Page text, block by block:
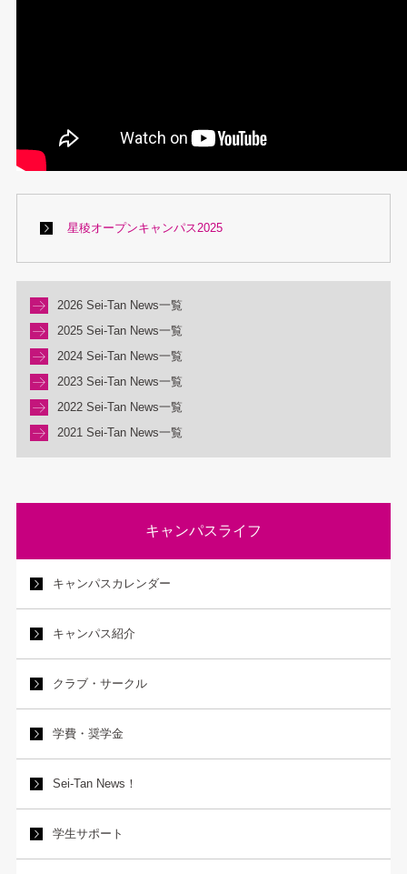
星稜オープンキャンパス2025
2026 Sei-Tan News一覧
2025 Sei-Tan News一覧
2024 Sei-Tan News一覧
2023 Sei-Tan News一覧
2022 Sei-Tan News一覧
2021 Sei-Tan News一覧
キャンパスライフ
キャンパスカレンダー
キャンパス紹介
クラブ・サークル
学費・奨学金
Sei-Tan News！
学生サポート